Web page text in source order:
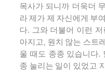
목사가 되니까 더욱더
라 제가 제 자신에게 부
다. 그와 더불어 이런
아지고, 원치 않는 스트
울 때도 종종 있습니다.
종 눌리는 일이 있었고